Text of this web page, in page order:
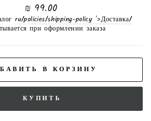
нормальная
цена
99.00 ₪
/ru/policies/shipping-policy '>Доставка
при оформлении заказа
В КОРЗИНУ
КУПИТЬ